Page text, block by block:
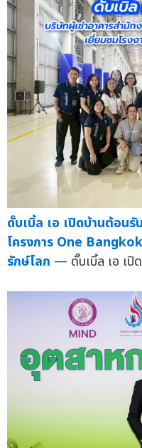
ดั๊บเบิ้ล เอ เปิดบ้านต้อนรั
โครงการ One
รักษ์โลก — ดั๊บเบิ้ล เอ เปิ